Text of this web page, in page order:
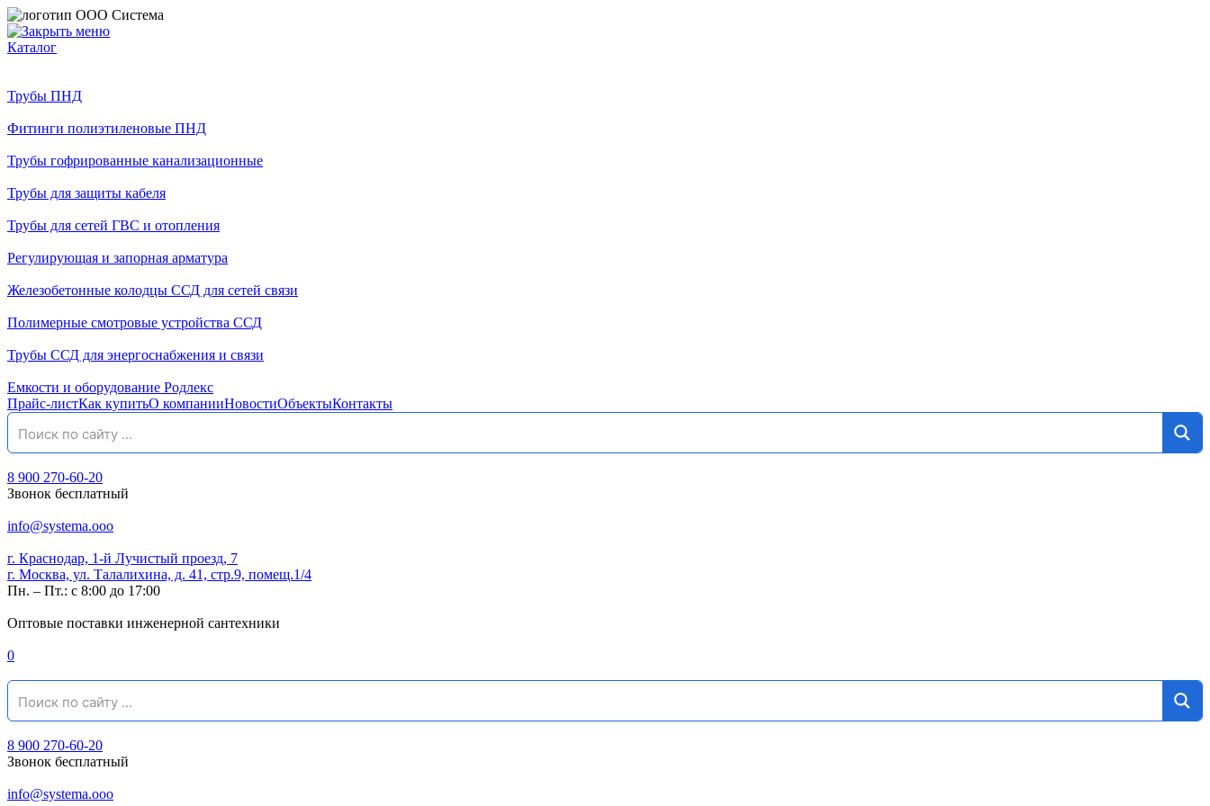
Каталог
Трубы ПНД
Фитинги полиэтиленовые ПНД
Трубы гофрированные канализационные
Трубы для защиты кабеля
Трубы для сетей ГВС и отопления
Регулирующая и запорная арматура
Железобетонные колодцы ССД для сетей связи
Полимерные смотровые устройства ССД
Трубы ССД для энергоснабжения и связи
Емкости и оборудование Родлекс
Прайс-листКак купитьО компанииНовостиОбъектыКонтакты
8 900 270-60-20
Звонок бесплатный
info@systema.ooo
г. Краснодар, 1-й Лучистый проезд, 7
г. Москва, ул. Талалихина, д. 41, стр.9, помещ.1/4
Пн. – Пт.: с 8:00 до 17:00
Оптовые поставки инженерной сантехники
0
8 900 270-60-20
Звонок бесплатный
info@systema.ooo